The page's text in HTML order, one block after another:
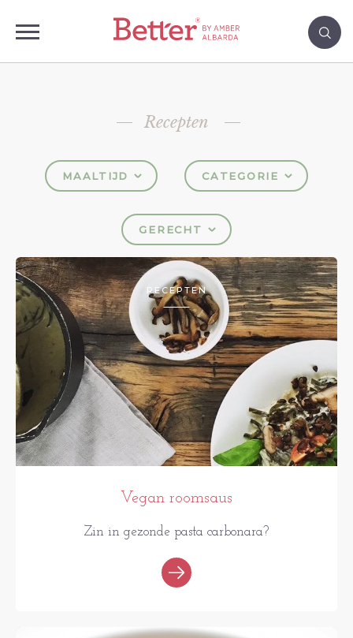
Recepten
MAALTIJD CATEGORIE
GERECHT
RECEPTEN
Vegan roomsaus
Zin in gezonde pasta carbonara?